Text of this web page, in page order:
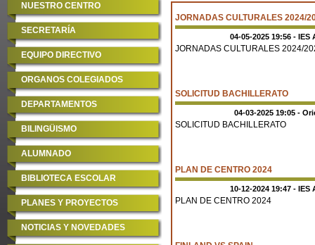
NUESTRO CENTRO
SECRETARÍA
EQUIPO DIRECTIVO
ORGANOS COLEGIADOS
DEPARTAMENTOS
BILINGÜISMO
ALUMNADO
BIBLIOTECA ESCOLAR
PLANES Y PROYECTOS
NOTICIAS Y NOVEDADES
JORNADAS CULTURALES 2024/
04-05-2025 19:56 - IES
JORNADAS CULTURALES 2024/
SOLICITUD BACHILLERATO
04-03-2025 19:05 -
SOLICITUD BACHILLERATO
PLAN DE CENTRO 2024
10-12-2024 19:47 - IES
PLAN DE CENTRO 2024